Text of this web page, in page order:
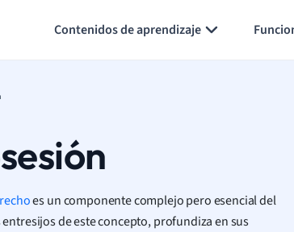
Contenidos de aprendizaje
es un componente complejo pero esencial del
de este concepto, profundiza en sus